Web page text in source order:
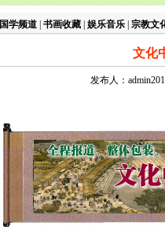
国学频道 书画收藏 娱乐音乐 宗教文
文化
发布人：